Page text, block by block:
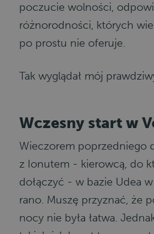
poczucie wolności,
różnorodności, których
po prostu nie oferuje.
Tak wyglądał mój
Wczesny start w
Wieczorem poprzedniego
z Ionutem - kierowcą, do
dołączyć - w bazie Udea
rano. Muszę przyznać, że
nocy nie była łatwa.